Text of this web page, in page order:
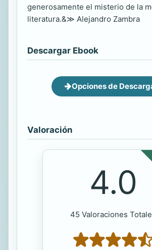
generosamente el misterio de la
literatura.&≫ Alejandro Zambra
Descargar Ebook
Opciones de
Valoración
4.0
45 Valoraciones